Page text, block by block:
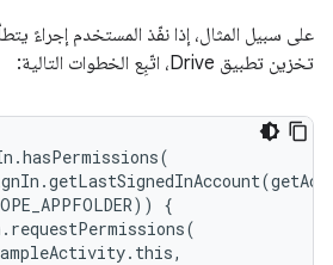
على سبيل المثال، إذا نفّذ المستخدم إجراءً
تخزين تطبيق Drive، اتّبِع الخطوات التالية:
{